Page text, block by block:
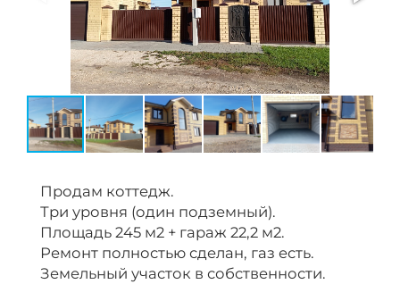
Продам коттедж.
Три уровня (один подземный).
Площадь 245 м2 + гараж 22,2 м2.
Ремонт полностью сделан, газ есть.
Земельный участок в собственности.